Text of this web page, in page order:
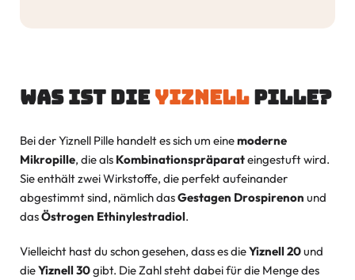
Was ist dieYiznellPille?
Bei der Yiznell Pille handelt es sich um einemoderne
Mikropille, die als Kombinationspräparateingestuft wird.
Sie enthält zwei Wirkstoffe, die perfekt aufeinander
abgestimmt sind, nämlich dasGestagen Drospirenon und
dasÖstrogen Ethinylestradiol.
Vielleicht hast du schon gesehen, dass es dieYiznell 20und
dieYiznell 30gibt. Die Zahl steht dabei für die Menge des